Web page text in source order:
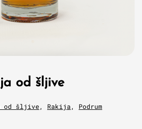
od šljive
od šljive, Rakija, Podrum